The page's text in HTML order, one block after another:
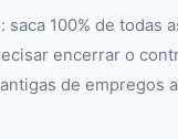
100% de todas
encerrar o
de empregos